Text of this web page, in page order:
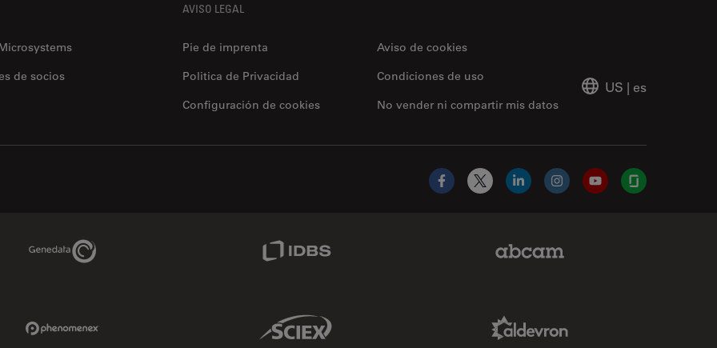
de socios
AVISO LEGAL
Pie de imprenta
Aviso de cookies
Politica de Privacidad
No vender ni compartir mis datos
Condiciones de uso
Configuración de cookies
US | es
Facebook
X LinkedInInstagramYouTubeGlassdoor
Genedata Link
Sciex Link